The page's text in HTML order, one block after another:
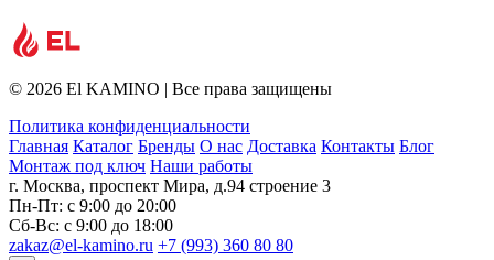
© 2026 El KAMINO | Все права защищены
Политика конфиденциальности
Главная Каталог Бренды О нас Доставка Контакты Блог
Монтаж под ключ Наши работы
г. Москва, проспект Мира, д.94 строение 3
Пн-Пт: с 9:00 до 20:00
Сб-Вс: с 9:00 до 18:00
zakaz@el-kamino.ru +7 (993) 360 80 80